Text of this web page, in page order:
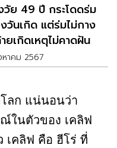
ย 49 ปี กระโดดร่ม
วันเกิด แต่ร่มไม่กาง
ยเกิดเหตุไม่คาดฝัน
หาคม 2567
ลก แน่นอนว่า
ในตัวของ เคลิฟ
เคลิฟ คือ ฮีโร่ ที่